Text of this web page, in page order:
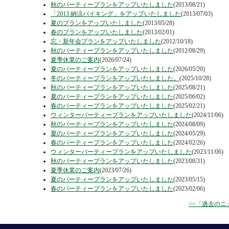
秋のパーティープランをアップいたしました(2013/08/21)
「2013 納涼バイキング」をアップいたしました(2013/07/03)
夏のプランをアップいたしました(2013/05/28)
春のプランをアップいたしました(2013/02/01)
忘・新年会プランをアップいたしました(2012/10/18)
秋のパーティープランをアップいたしました(2012/08/29)
夏季休業のご案内(2026/07/24)
夏のパーティープランをアップいたしました(2026/05/20)
冬のパーティープランをアップいたしました。 (2025/10/28)
秋のパーティープランをアップいたしました(2025/08/21)
夏のパーティープランをアップいたしました(2025/06/02)
春のパーティープランをアップいたしました(2025/02/21)
ウィンターパーティープランをアップいたしました(2024/11/06)
秋のパーティープランをアップいたしました(2024/08/09)
夏のパーティープランをアップいたしました(2024/05/29)
春のパーティープランをアップいたしました(2024/02/26)
ウィンターパーティープランをアップいたしました(2023/11/06)
秋のパーティープランをアップいたしました(2023/08/31)
夏季休業のご案内(2023/07/26)
夏のパーティープランをアップいたしました(2023/05/15)
春のパーティープランをアップいたしました(2023/02/06)
<<「過去のニ